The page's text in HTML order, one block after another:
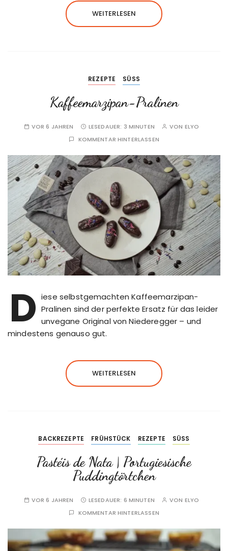
WEITERLESEN
REZEPTE SÜSS
Kaffeemarzipan-Pralinen
VOR 6 JAHREN LESEDAUER: 3 MINUTEN VON ELYO
KOMMENTAR HINTERLASSEN
D iese selbstgemachten Kaffeemarzipan-
Pralinen sind der perfekte Ersatz für das leider
unvegane Original von Niederegger – und
mindestens genauso gut.
WEITERLESEN
BACKREZEPTE FRÜHSTÜCK REZEPTE SÜSS
Pastéis de Nata | Portugiesische
Puddingtörtchen
VOR 6 JAHREN LESEDAUER: 6 MINUTEN VON ELYO
KOMMENTAR HINTERLASSEN